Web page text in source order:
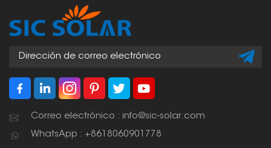
problemas eléctricos,
rayos u otros peligros
que puedan surgir.
Correo electrónico : info@sic-solar.com
WhatsApp : +8618060901778